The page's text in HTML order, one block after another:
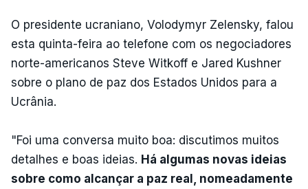
O presidente ucraniano, Volodymyr Zelensky, falou
esta quinta-feira ao telefone com os negociadores
norte-americanos Steve Witkoff e Jared Kushner
sobre o plano de paz dos Estados Unidos para a
Ucrânia.
"Foi uma conversa muito boa: discutimos muitos
detalhes e boas ideias. Há algumas novas ideias
sobre como alcançar a paz real, nomeadamente